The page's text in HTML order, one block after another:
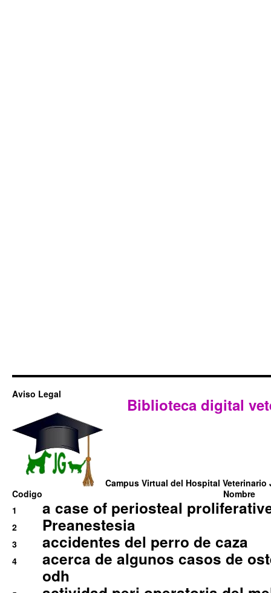
Aviso Legal
Biblioteca digital
Campus Virtual del Hospital Veterinario
Codigo
Nombre
1
a case of periosteal
2 Preanestesia
3 accidentes del perro de caza
4
acerca de algunos casos de
odh